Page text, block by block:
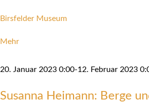
Birs­fel­der Muse­um
Mehr
20. Janu­ar 2023 0:00-12. Febru­ar 2023
Susan­na Heimann: Ber­ge